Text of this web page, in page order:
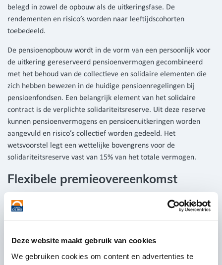
Deze website maakt gebruik van cookies
We gebruiken cookies om content en advertenties te
belegd in zowel de opbouw als de uitkeringsfase. De
rendementen en risico’s worden naar leeftijdscohorten
toebedeeld.
De pensioenopbouw wordt in de vorm van een persoonlijk voor
de uitkering gereserveerd pensioenvermogen gecombineerd
met het behoud van de collectieve en solidaire elementen die
zich hebben bewezen in de huidige pensioenregelingen bij
pensioenfondsen. Een belangrijk element van het solidaire
contract is de verplichte solidariteitsreserve. Uit deze reserve
kunnen pensioenvermogens en pensioenuitkeringen worden
aangevuld en risico’s collectief worden gedeeld. Het
wetsvoorstel legt een wettelijke bovengrens voor de
solidariteitsreserve vast van 15% van het totale vermogen.
Flexibele premieovereenkomst
In de Flexibele premieovereenkomst wordt de premie
individueel belegd. Deze premieovereenkomst kennen we
premieregeling’. Het voor uitkeringen bestemde
moment te kiezen pensioenuitvoerder aangewend voor een